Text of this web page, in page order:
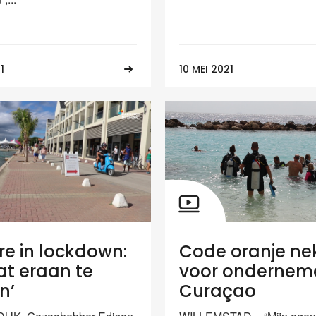
10 MEI 2021
in lockdown:
eraan te
Code oranje
voor
Curaçao